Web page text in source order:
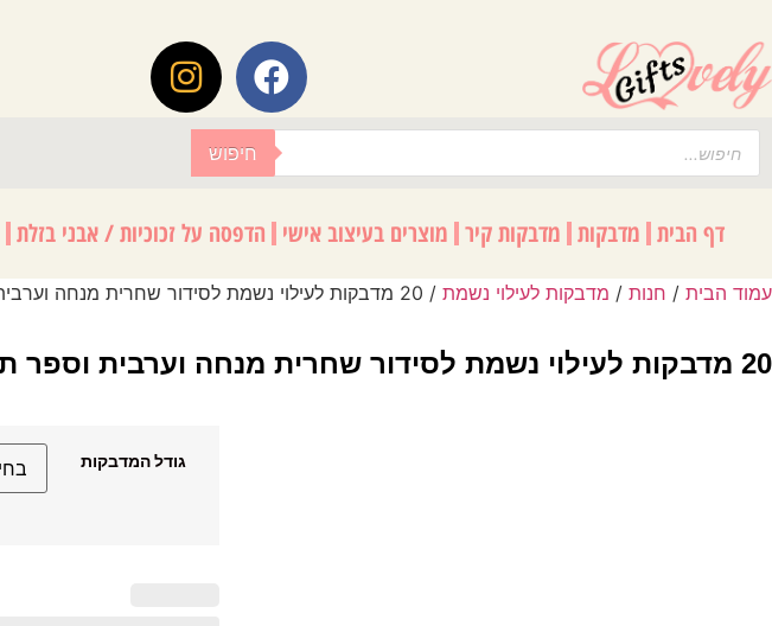
חיפוש
דף הבית מדבקות מדבקות קיר מוצרים בעיצוב אישי הדפסה על זכוכיות / אבני בזלת
עמוד הבית / חנות / מדבקות לעילוי נשמת / 20 מדבקות לעילוי נשמת לסידור שחרית מנחה וערבית וספר תהילים D7
20 מדבקות לעילוי נשמת לסידור שחרית מנחה וערבית וספר תהילים D7
גודל המדבקות